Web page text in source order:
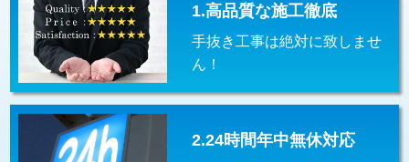
その他部品の脱着 8,800円～
交換・取付（タンク） 22,000円+材料費
交換・取付(単水栓（壁付・デッキ
式）)
13,200円+材料費
交換・取付(混合水栓（壁付・デッキ
16,500円+材料費
1.高品質な施工徹底
手抜き工事は絶対に致しませ
ん！
2.24時間年中無休対応